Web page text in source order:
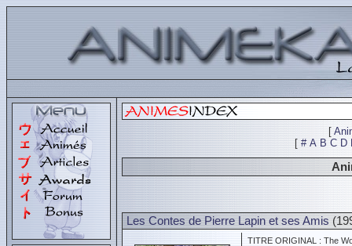
[
[ # A B C D
Les Contes de Pierre Lapin et ses Amis
TITRE ORIGINAL : The